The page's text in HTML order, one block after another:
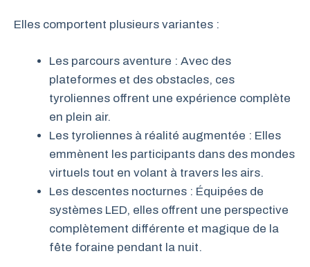
Elles comportent plusieurs variantes :
Les parcours aventure : Avec des
plateformes et des obstacles, ces
tyroliennes offrent une expérience complète
en plein air.
Les tyroliennes à réalité augmentée : Elles
emmènent les participants dans des mondes
virtuels tout en volant à travers les airs.
Les descentes nocturnes : Équipées de
systèmes LED, elles offrent une perspective
complètement différente et magique de la
fête foraine pendant la nuit.